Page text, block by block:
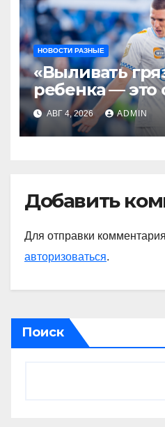
НОВОСТИ РАЗНЫЕ
«Выливать
ребенка — это
мерзкая
Радимов о
сыном
АВГ 4, 2026 ADMIN
Добавить
Для отправки
авторизоваться.
Поиск